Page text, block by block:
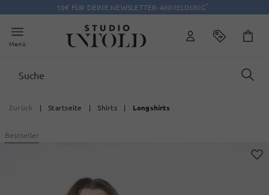
10€ FÜR DEINE NEWSLETTER-ANMELDUNG*
Menü
Zurück | Startseite | Shirts | Longshirts
Bestseller